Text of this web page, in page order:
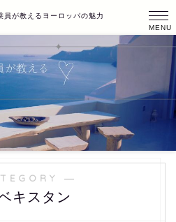
員が教えるヨーロッパの魅力
―
キスタン